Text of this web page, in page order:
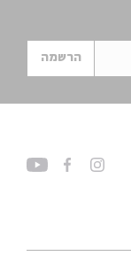
הרשמה